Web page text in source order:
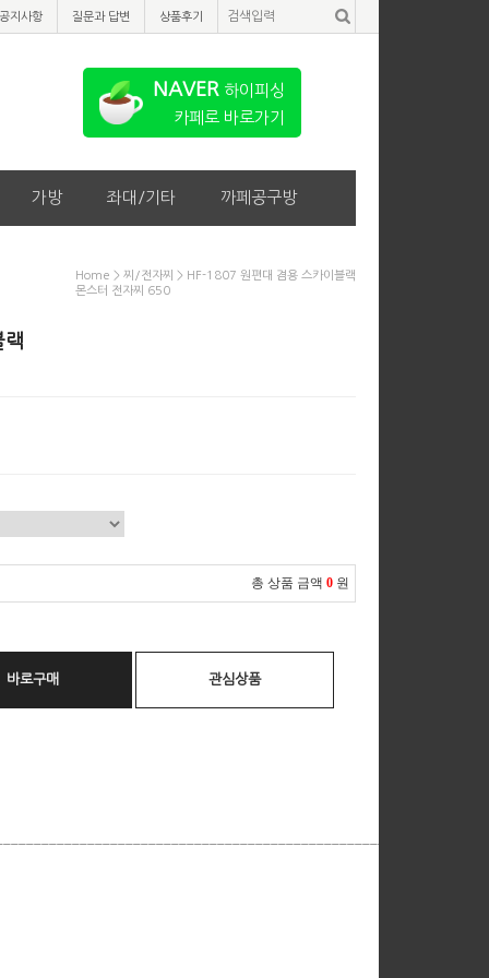
공지사항 질문과 답변 상품후기
가방 좌대/기타 까페공구방
NAVER 하이피싱
카페로 바로가기
Home > 찌/전자찌
> HF-1807 원편대 겸용 스카이블랙
몬스터 전자찌 650
랙
총 상품 금액 0 원
바로구매 관심상품